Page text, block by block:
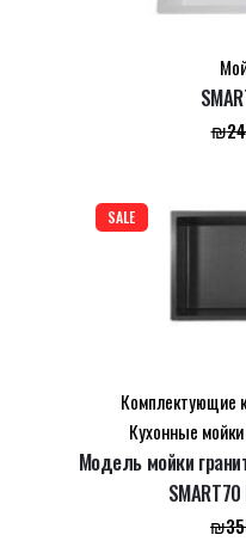
браузере для
₪
SALE
Комплектующие
Кухонные мойки
Модель мойки
₪